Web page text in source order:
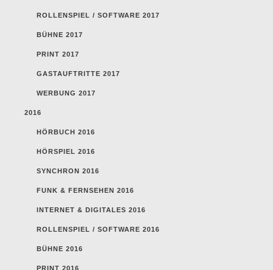
ROLLENSPIEL / SOFTWARE 2017
BÜHNE 2017
PRINT 2017
GASTAUFTRITTE 2017
WERBUNG 2017
2016
HÖRBUCH 2016
HÖRSPIEL 2016
SYNCHRON 2016
FUNK & FERNSEHEN 2016
INTERNET & DIGITALES 2016
ROLLENSPIEL / SOFTWARE 2016
BÜHNE 2016
PRINT 2016